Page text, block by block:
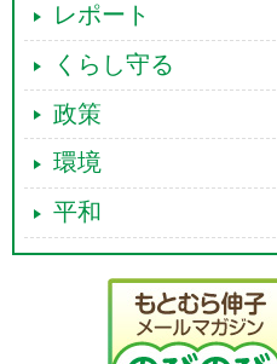
レポート
くらし守る
政策
環境
平和